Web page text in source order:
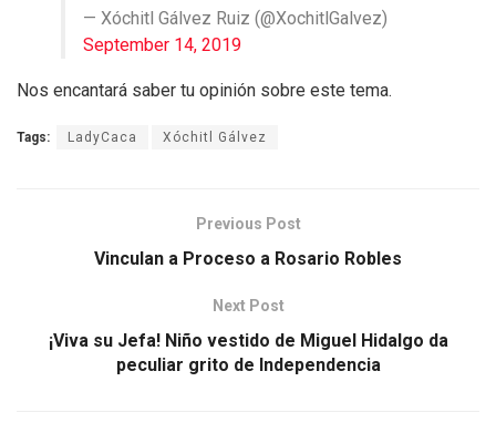
— Xóchitl Gálvez Ruiz (@XochitlGalvez)
September 14, 2019
Nos encantará saber tu opinión sobre este tema.
Tags: LadyCaca Xóchitl Gálvez
Previous Post
Vinculan a Proceso a Rosario Robles
Next Post
¡Viva su Jefa! Niño vestido de Miguel Hidalgo da
peculiar grito de Independencia